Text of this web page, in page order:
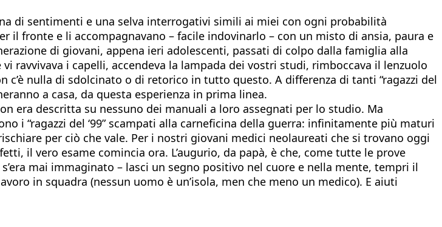
di sentimenti e una selva interrogativi simili ai miei con ogni probabilità
fronte e li accompagnavano – facile indovinarlo – con un misto di ansia, paura e
di giovani, appena ieri adolescenti, passati di colpo dalla famiglia alla
ravvivava i capelli, accendeva la lampada dei vostri studi, rimboccava il lenzuolo
nulla di sdolcinato o di retorico in tutto questo. A differenza di tanti “ragazzi del
a casa, da questa esperienza in prima linea.
era descritta su nessuno dei manuali a loro assegnati per lo studio. Ma
“ragazzi del ‘99” scampati alla carneficina della guerra: infinitamente più maturi
per ciò che vale. Per i nostri giovani medici neolaureati che si trovano oggi
il vero esame comincia ora. L’augurio, da papà, è che, come tutte le prove
mai immaginato – lasci un segno positivo nel cuore e nella mente, tempri il
in squadra (nessun uomo è un’isola, men che meno un medico). E aiuti